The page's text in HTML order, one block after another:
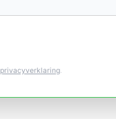
privacyverklaring.